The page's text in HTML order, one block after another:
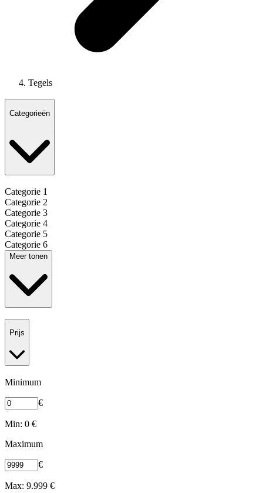
Tegels
Categorieën
Categorie 1
Categorie 2
Categorie 3
Categorie 4
Categorie 5
Categorie 6
Meer tonen
Prijs
Minimum
€
Min: 0 €
Maximum
€
Max: 9.999 €